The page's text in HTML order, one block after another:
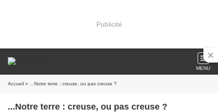
Publicité
MENU
Accueil » ...Notre terre : creuse, ou pas creuse ?
...Notre terre : creuse, ou pas creuse ?